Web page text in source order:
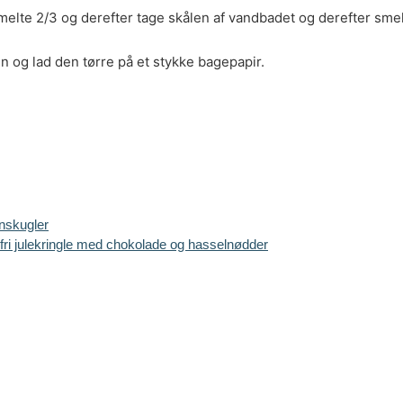
2/3 og derefter tage skålen af vandbadet og derefter
og lad den tørre på et stykke bagepapir.
julekringle med chokolade og hasselnødder